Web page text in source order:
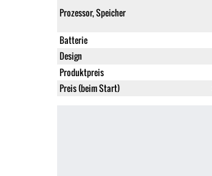
Prozessor, Speicher
Batterie
Design
Produktpreis
Preis (beim Start)